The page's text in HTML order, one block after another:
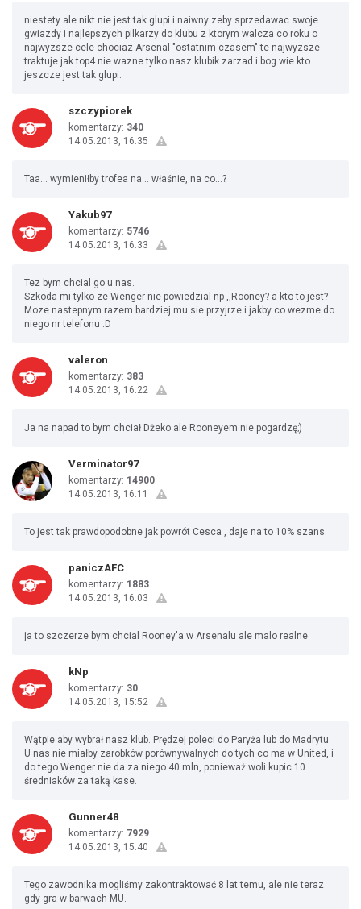
niestety ale nikt nie jest tak glupi i naiwny zeby sprzedawac swoje
gwiazdy i najlepszych pilkarzy do klubu z ktorym walcza co roku o
najwyzsze cele chociaz Arsenal "ostatnim czasem" te najwyzsze
traktuje jak top4 nie wazne tylko nasz klubik zarzad i bog wie kto
jeszcze jest tak glupi.
szczypiorek
komentarzy: 340
14.05.2013, 16:35
Taa... wymieniłby trofea na... właśnie, na co...?
Yakub97
komentarzy: 5746
14.05.2013, 16:33
Tez bym chcial go u nas.
Szkoda mi tylko ze Wenger nie powiedzial np ,,Rooney? a kto to jest?
Moze nastepnym razem bardziej mu sie przyjrze i jakby co wezme do
niego nr telefonu :D
valeron
komentarzy: 383
14.05.2013, 16:22
Ja na napad to bym chciał Dżeko ale Rooneyem nie pogardzę;)
Verminator97
komentarzy: 14900
14.05.2013, 16:11
To jest tak prawdopodobne jak powrót Cesca , daje na to 10% szans.
paniczAFC
komentarzy: 1883
14.05.2013, 16:03
ja to szczerze bym chcial Rooney'a w Arsenalu ale malo realne
kNp
komentarzy: 30
14.05.2013, 15:52
Wątpie aby wybrał nasz klub. Prędzej poleci do Paryża lub do Madrytu.
U nas nie miałby zarobków porównywalnych do tych co ma w United, i
do tego Wenger nie da za niego 40 mln, ponieważ woli kupic 10
średniaków za taką kase.
Gunner48
komentarzy: 7929
14.05.2013, 15:40
Tego zawodnika mogliśmy zakontraktować 8 lat temu, ale nie teraz
gdy gra w barwach MU.